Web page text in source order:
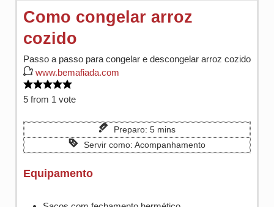
Como congelar arroz
cozido
Passo a passo para congelar e descongelar arroz cozido
www.bemafiada.com
5from 1 vote
Preparo: 5minutes
mins
Servir como: Acompanhamento
Equipamento